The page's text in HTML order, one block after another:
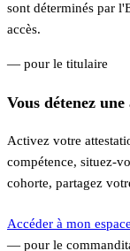
sont déterminés par
accès.
— pour le titulaire
Vous détenez
Activez votre
compétence, situez-
cohorte, partagez
Accéder à mon espace
— pour le